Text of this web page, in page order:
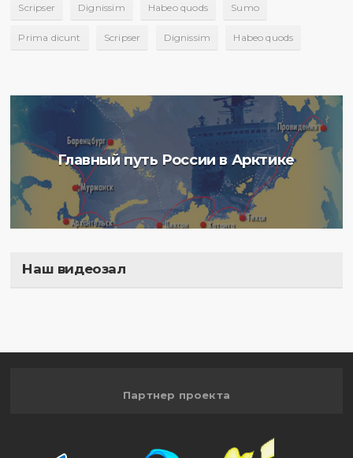
Scripser Dignissim Habeo quods Sumo
Prima dicunt Scripser Dignissim Habeo quods
Главный путь России в Арктике
Наш видеозал
Партнер проекта